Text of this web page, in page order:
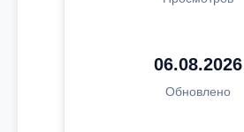
06.08.2026
Обновлено